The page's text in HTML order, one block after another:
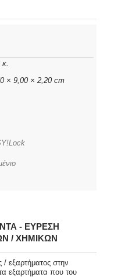
κ.
× 9,00 × 2,20 cm
- ΕΎΡΕΣΗ
/ ΧΗΜΙΚΏΝ
εξαρτήματος στην
εξαρτήματα που του